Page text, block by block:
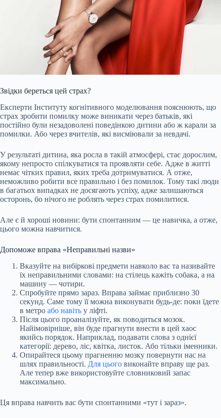
Звідки береться цей страх?
Експерти Інституту когнітивного моделювання пояснюють, що
страх зробити помилку може виникати через батьків, які
постійно були незадоволені поведінкою дитини або ж карали за
помилки. Або через вчителів, які висміювали за невдачі.
У результаті дитина, яка росла в такій атмосфері, стає дорослим,
якому непросто спілкуватися та проявляти себе. Адже в житті
немає чітких правил, яких треба дотримуватися. А отже,
неможливо робити все правильно і без помилок. Тому такі люди
в багатьох випадках не досягають успіху, адже залишаються
осторонь, бо нічого не роблять через страх помилитися.
Але є й хороші новини: бути спонтанним — це навичка, а отже,
цього можна навчитися.
Допоможе вправа «Неправильні назви»
Вказуйте на вибіркові предмети навколо вас та називайте
їх неправильними словами: на стілець кажіть собака, а на
машину — чотири.
Спробуйте прямо зараз. Вправа займає приблизно 30
секунд. Саме тому її можна виконувати будь-де: поки їдете
в метро або навіть у ліфті.
Після цього проаналізуйте, як поводиться мозок.
Найімовірніше, він буде прагнути внести в цей хаос
якийсь порядок. Наприклад, подавати слова з однієї
категорії: дерево, ліс, квітка, листок. Або тільки іменники.
Опирайтеся цьому прагненню мозку повернути нас на
шлях правильності. Для цього виконайте вправу ще раз.
Але тепер вже використовуйте словниковий запас
максимально.
Ця вправа навчить вас бути спонтанними «тут і зараз».